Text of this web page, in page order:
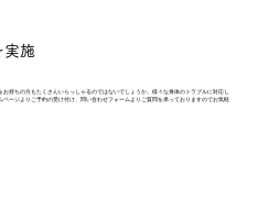
持ちの方もたくさんいらっしゃるのではないでしょうか。様々な身体のトラブルに対応し
ージよりご予約の受け付け、問い合わせフォームよりご質問を承っておりますのでお気軽
実施